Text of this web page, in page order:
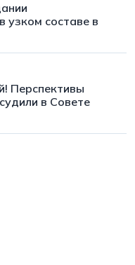
узком составе в
Перспективы
в Совете